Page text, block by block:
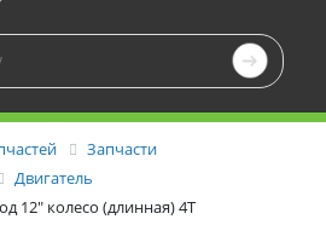

Запчасти
Двигатель
12" колесо (длинная) 4Т